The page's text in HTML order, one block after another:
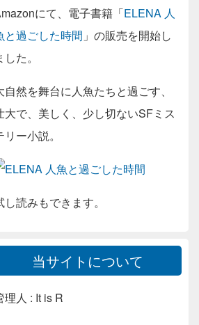
にて、電子書籍「ELENA 人
と過ごした時間 」の販売を開始し
した。
自然を舞台に人魚たちと過ごす、
大で、美しく、少し切ないSFミス
リー小説。
し読みもできます。
当サイトについて
理人 : It is R